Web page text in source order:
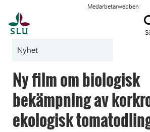
Medarbetarwebben
Nyhet
Ny film om biologisk
bekämpning av
ekologisk